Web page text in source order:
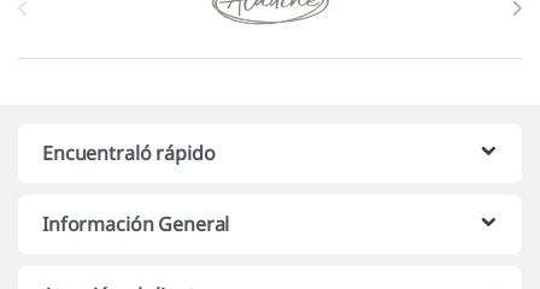
Encuentraló rápido
Información General